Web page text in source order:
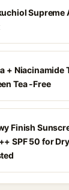
Supreme
+ Niacinamide
Tea -Free
Finish
SPF 50 for